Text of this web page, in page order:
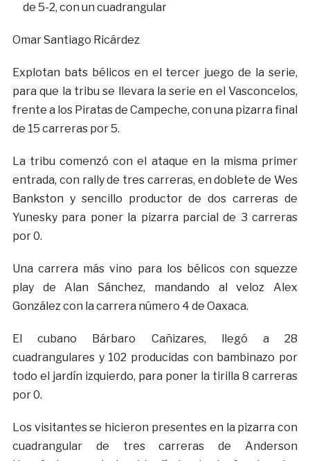
de 5-2, con un cuadrangular
Omar Santiago Ricárdez
Explotan bats bélicos en el tercer juego de la serie,
para que la tribu se llevara la serie en el Vasconcelos,
frente a los Piratas de Campeche, con una pizarra final
de 15 carreras por 5.
La tribu comenzó con el ataque en la misma primer
entrada, con rally de tres carreras, en doblete de Wes
Bankston y sencillo productor de dos carreras de
Yunesky para poner la pizarra parcial de 3 carreras
por 0.
Una carrera más vino para los bélicos con squezze
play de Alan Sánchez, mandando al veloz Alex
González con la carrera número 4 de Oaxaca.
El cubano Bárbaro Cañizares, llegó a 28
cuadrangulares y 102 producidas con bambinazo por
todo el jardín izquierdo, para poner la tirilla 8 carreras
por 0.
Los visitantes se hicieron presentes en la pizarra con
cuadrangular de tres carreras de Anderson